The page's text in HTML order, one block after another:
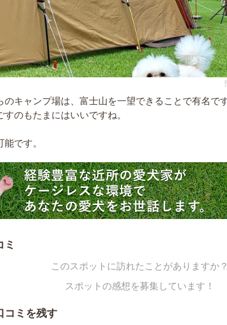
のキャンプ場は、富士山を一望できることで有名で
のもたまにはいいですね。
です。
ミ
このスポットに訪れたことがありますか？
スポットの感想を募集しています！
コミを残す